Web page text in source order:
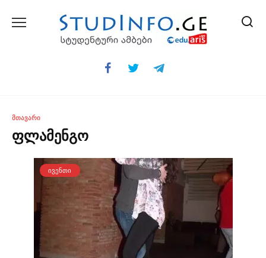
ᲛᲗᲐᲕᲐᲠᲘ
ფლამენგო
ᲘᲕᲔᲜᲗᲘ